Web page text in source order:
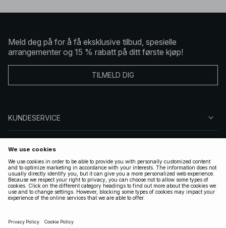
Meld deg på for å få eksklusive tilbud, spesielle
arrangementer og 15 % rabatt på ditt første kjøp!
TILMELD DIG
KUNDESERVICE
FØLG OSS
LOVLIG